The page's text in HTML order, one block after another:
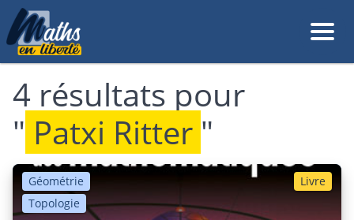
4 résultats pour
" Patxi Ritter "
Géométrie
Topologie
Livre